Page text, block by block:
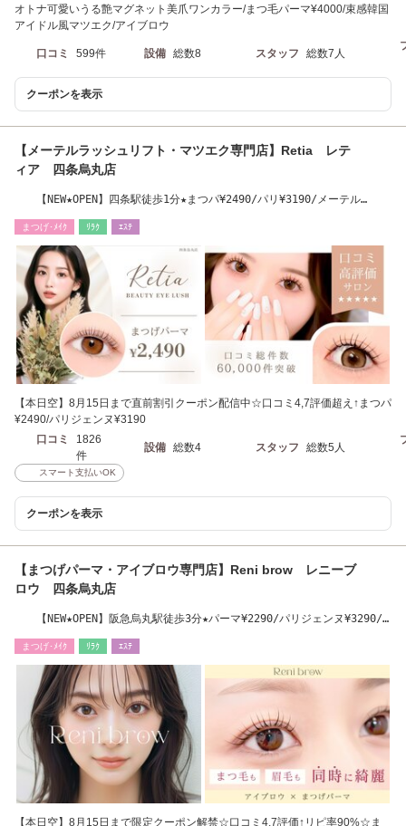
オトナ可愛いうる艶マグネット美爪ワンカラー/まつ毛パーマ¥4000/束感韓国
アイドル風マツエク/アイブロウ
口コミ 599件 設備 総数8 スタッフ 総数7人
クーポンを表示
【メーテルラッシュリフト・マツエク専門店】Retia レテ
ィア 四条烏丸店
【NEW★OPEN】四条駅徒歩1分★まつパ¥2490/パリ¥3190/メーテル
まつげ･ﾒｲｸ ﾘﾗｸ ｴｽﾃ
【本日空】8月15日まで直前割引クーポン配信中☆口コミ4,7評価超え↑まつパ
¥2490/パリジェンヌ¥3190
口コミ
1826
件
設備 総数4 スタッフ 総数5人
スマート支払いOK
クーポンを表示
【まつげパーマ・アイブロウ専門店】Reni brow レニーブ
ロウ 四条烏丸店
【NEW★OPEN】阪急烏丸駅徒歩3分★パーマ¥2290/パリジェンヌ¥3290/
まつげ･ﾒｲｸ ﾘﾗｸ ｴｽﾃ
【本日空】8月15日まで限定クーポン解禁☆口コミ4.7評価↑リピ率90%☆ま